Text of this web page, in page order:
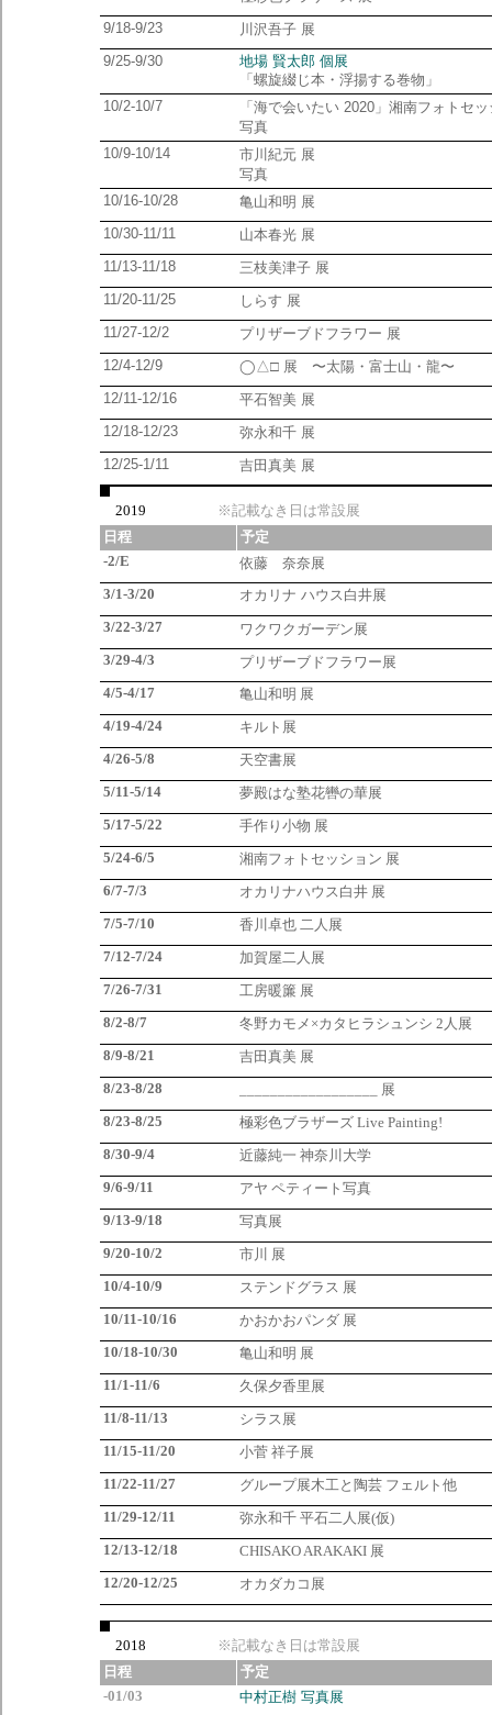
9/18-9/23
川沢吾子 展
9/25-9/30
地場 賢太郎 個展
「螺旋綴じ本・浮揚する巻物」
10/2-10/7
「海で会いたい 2020」湘南フォトセ
写真
10/9-10/14
市川紀元 展
写真
10/16-10/28
亀山和明 展
10/30-11/11
山本春光 展
11/13-11/18
三枝美津子 展
11/20-11/25
しらす 展
11/27-12/2
プリザーブドフラワー 展
12/4-12/9
◯△□ 展 〜太陽・富士山・龍〜
12/11-12/16
平石智美 展
12/18-12/23
弥永和千 展
12/25-1/11
吉田真美 展
2019
※記載なき日は常設展
日程
予定
-2/E
依藤 奈奈展
3/1-3/20 オカリナ ハウス白井展
3/22-3/27 ワクワクガーデン展
3/29-4/3
プリザーブドフラワー展
4/5-4/17
亀山和明 展
4/19-4/24 キルト展
4/26-5/8 天空書展
5/11-5/14 夢殿はな塾花轡の華展
5/17-5/22 手作り小物 展
5/24-6/5 湘南フォトセッション 展
6/7-7/3 オカリナハウス白井 展
7/5-7/10 香川卓也 二人展
7/12-7/24 加賀屋二人展
7/26-7/31 工房暖簾 展
8/2-8/7 冬野カモメ×カタヒラシュンシ 2人展
8/9-8/21 吉田真美 展
8/23-8/28 __________________ 展
8/23-8/25 極彩色ブラザーズ Live Painting!
8/30-9/4 近藤純一 神奈川大学
9/6-9/11 アヤ ペティート写真
9/13-9/18 写真展
9/20-10/2 市川 展
10/4-10/9 ステンドグラス 展
10/11-10/16 かおかおパンダ 展
10/18-10/30 亀山和明 展
11/1-11/6 久保夕香里展
11/8-11/13 シラス展
11/15-11/20 小菅 祥子展
11/22-11/27 グループ展木工と陶芸 フェルト他
11/29-12/11 弥永和千 平石二人展(仮)
12/13-12/18 CHISAKO ARAKAKI 展
12/20-12/25 オカダカコ展
2018
※記載なき日は常設展
日程
予定
-01/03
中村正樹 写真展